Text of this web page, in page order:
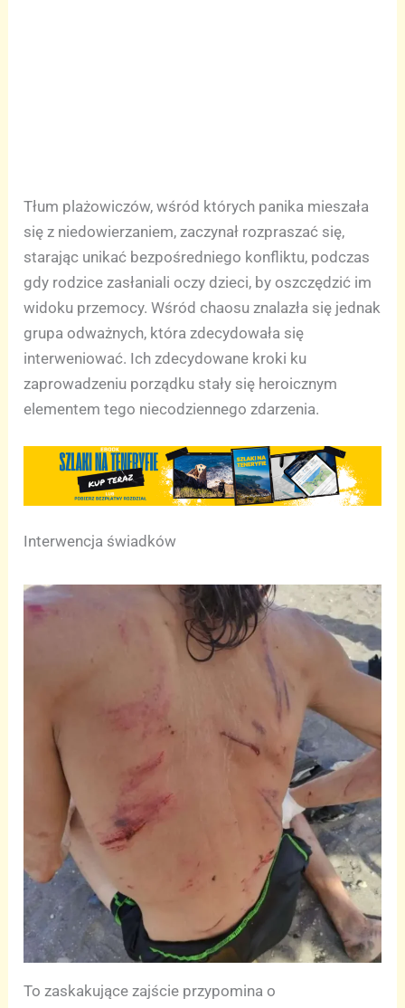
Tłum plażowiczów, wśród których panika mieszała
się z niedowierzaniem, zaczynał rozpraszać się,
starając unikać bezpośredniego konfliktu, podczas
gdy rodzice zasłaniali oczy dzieci, by oszczędzić im
widoku przemocy. Wśród chaosu znalazła się jednak
grupa odważnych, która zdecydowała się
interweniować. Ich zdecydowane kroki ku
zaprowadzeniu porządku stały się heroicznym
elementem tego niecodziennego zdarzenia.
Interwencja świadków
To zaskakujące zajście przypomina o